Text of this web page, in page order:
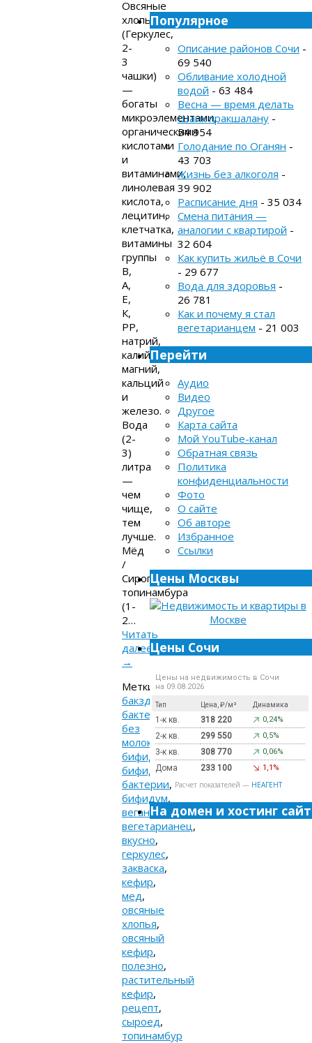
Овсяные
хлопья
(Геркулес,
2-
3
чашки)
—
богаты
микроэлементами,
органическими
кислотами
и
витаминами,
линолевая
кислота,
лецитин,
клетчатка,
витамины
группы
В,
А,
Е,
К,
РР,
натрий,
калий,
магний,
кальций
и
железо.
Вода
(2-
3)
литра
—
чем
чище,
тем
лучше.
Мёд
/
Сироп
топинамбура
(1-
2…
Читать
далее
→
Метки:
бакздрав
бактерии
без
молока,
бифидо,
бифидо
бактерии,
бифидум,
веган
вегетарианец ,
вкусно,
геркулес,
закваска,
кефир,
мед,
овсяные
хлопья,
овсяный
кефир,
полезно,
растительный
кефир,
рецепт,
сыроед,
топинамбур
Популярное
Описание районов Сочи -
69 540
Обливание холодной
водой - 63 484
Весна — время делать
Шанк пракшалану -
54 954
Голодание по Оганян -
43 703
Жизнь без алкоголя -
39 902
Расписание дня - 35 034
Смена питания —
аналогии с квартирой -
32 604
Как купить жильё в Сочи
- 29 677
Вода для здоровья -
26 781
Как и почему я стал
вегетарианцем - 21 003
Перейти
Аудио
Видео
Другое
Карта сайта
Мой YouTube-канал
Обратная связь
Политика
конфиденциальности
Фото
О сайте
Об авторе
Избранное
Ссылки
Цены Москвы
Цены Сочи
Цены на недвижимость в Сочи
на 09.08.2026
Тип Цена, ₽/м² Динамика
1-к кв. 318 220 0,24%
2-к кв. 299 550 0,5%
3-к кв. 308 770 0,06%
Дома 233 100 1,1%
Расчет показателей — НЕАГЕНТ
На домен и хостинг